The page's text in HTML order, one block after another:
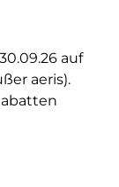
auf
aeris).